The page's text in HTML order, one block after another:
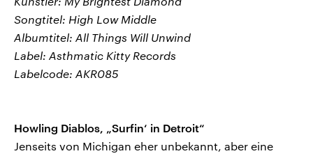
Songtitel: High Low Middle
Albumtitel: All Things Will Unwind
Label: Asthmatic Kitty Records
Labelcode: AKR085
Howling Diablos, „Surfin‘ in Detroit“
Jenseits von Michigan eher unbekannt, aber eine